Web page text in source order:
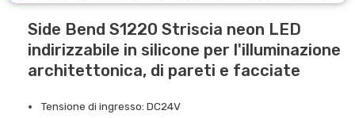
Side Bend S1220 Striscia neon LED
indirizzabile in silicone per l'illuminazione
architettonica, di pareti e facciate
Tensione di ingresso: DC24V